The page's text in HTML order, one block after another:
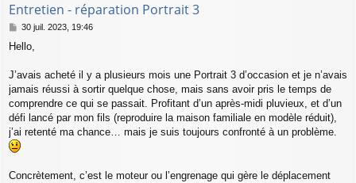
Entretien - réparation Portrait 3
M
s
a
g
30 juil. 2023, 19:46
Hello,
J’avais acheté il y a plusieurs mois une Portrait 3 d’occasion et je n’avais
jamais réussi à sortir quelque chose, mais sans avoir pris le temps de
comprendre ce qui se passait. Profitant d’un après-midi pluvieux, et d’un
défi lancé par mon fils (reproduire la maison familiale en modèle réduit),
j’ai retenté ma chance… mais je suis toujours confronté à un problème.
Concrètement, c’est le moteur ou l’engrenage qui gère le déplacement